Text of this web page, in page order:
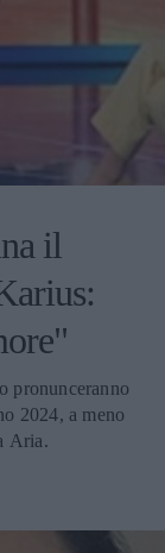
il
pronunceranno
2024, a meno
Aria.